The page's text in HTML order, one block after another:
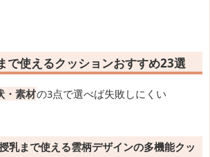
で使えるクッションおすすめ23選
・素材の3点で選べば失敗しにくい
乳まで使える雲柄デザインの多機能クッ